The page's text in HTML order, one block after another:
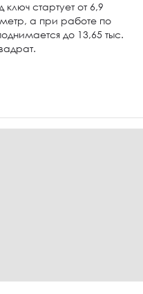
стартует от 6,9
а при работе по
до 13,65 тыс.